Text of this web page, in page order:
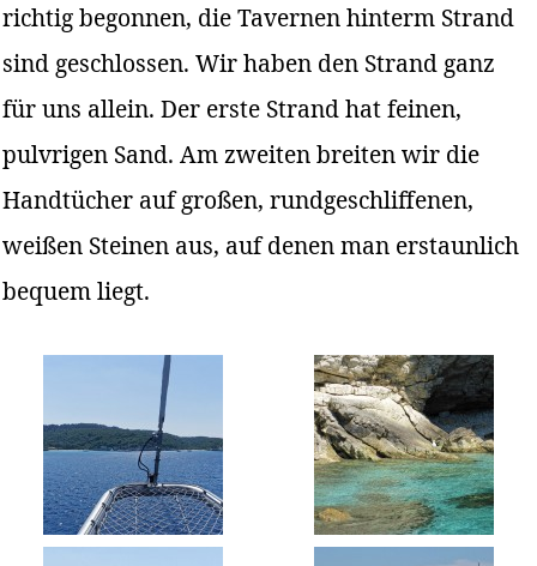
richtig begonnen, die Tavernen hinterm Strand
sind geschlossen. Wir haben den Strand ganz
für uns allein. Der erste Strand hat feinen,
pulvrigen Sand. Am zweiten breiten wir die
Handtücher auf großen, rundgeschliffenen,
weißen Steinen aus, auf denen man erstaunlich
bequem liegt.